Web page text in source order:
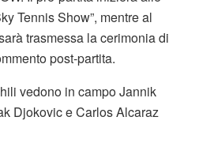
Tennis Show”, mentre al
trasmessa la cerimonia di
post-partita.
vedono in campo Jannik
Djokovic e Carlos Alcaraz